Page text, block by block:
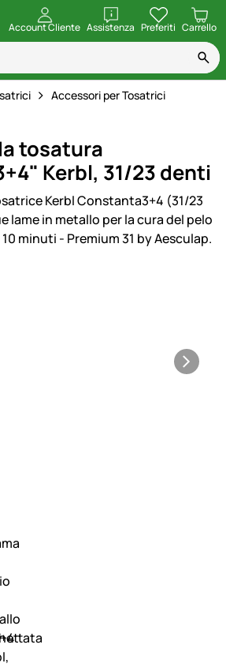
Account Cliente Assistenza
apri Preferiti Carrello
per la Casa e la Stalla
Accessori per Tosatrici
tosatura
Kerbl, 31/23 denti